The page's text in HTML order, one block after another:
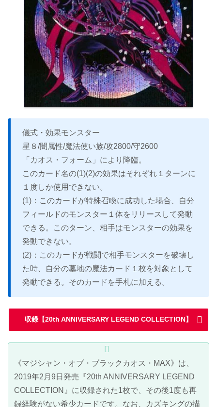
儀式・効果モンスター
星８/闇属性/魔法使い族/攻2800/守2600
「カオス・フォーム」により降臨。
このカード名の(1)(2)の効果はそれぞれ１ターンに
１度しか使用できない。
(1)：このカードが特殊召喚に成功した場合、自分
フィールドのモンスター１体をリリースして発動
できる。このターン、相手はモンスターの効果を
発動できない。
(2)：このカードが戦闘で相手モンスターを破壊し
た時、自分の墓地の魔法カード１枚を対象として
発動できる。そのカードを手札に加える。
収録【20th ANNIVERSARY LEGEND COLLECTION】
《マジシャン・オブ・ブラックカオス・MAX》は、
2019年2月9日発売『20th ANNIVERSARY LEGEND
COLLECTION』に収録された1枚で、その後1度も再
録経験がない希少カードです。なお、カズキングの描